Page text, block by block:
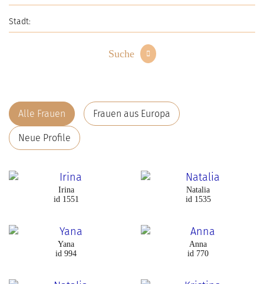
Suche
Alle Frauen Frauen aus Europa
Neue Profile
Irina
id 1551
Natalia
id 1535
Yana
id 994
Anna
id 770